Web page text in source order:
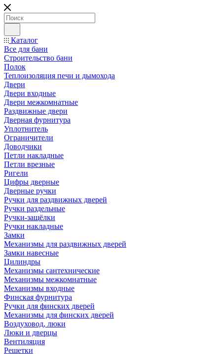
Каталог
Все для бани
Строительство бани
Полок
Теплоизоляция печи и дымохода
Двери
Двери входные
Двери межкомнатные
Раздвижные двери
Дверная фурнитура
Уплотнитель
Ограничители
Доводчики
Петли накладные
Петли врезные
Ригели
Цифры дверные
Дверные ручки
Ручки для раздвижных дверей
Ручки раздельные
Ручки-защёлки
Ручки накладные
Замки
Механизмы для раздвижных дверей
Замки навесные
Цилиндры
Механизмы сантехнические
Механизмы межкомнатные
Механизмы входные
Финская фурнитура
Ручки для финских дверей
Механизмы для финских дверей
Воздуховод, люки
Люки и дверцы
Вентиляция
Решетки